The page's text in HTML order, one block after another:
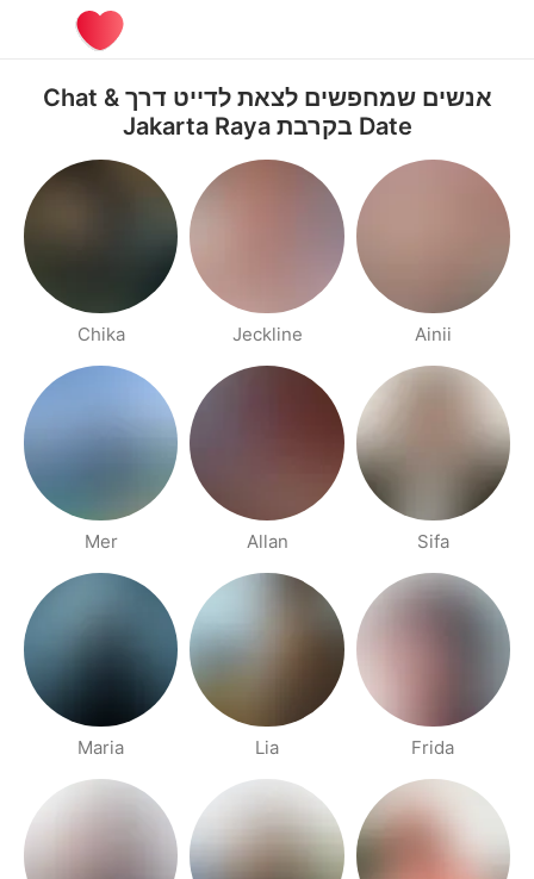
אנשים שמחפשים לצאת לדייט דרך Chat &
Date בקרבת Jakarta Raya
Ainii
Jeckline
Chika
Sifa
Allan
Mer
Frida
Lia
Maria